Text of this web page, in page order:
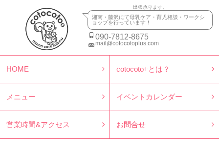
出張承ります。
湘南・藤沢にて母乳ケア・育児相談・ワークシ
ョップを行っています！
090-7812-8675
mail@cotocotoplus.com
HOME cotocoto+とは？
メニュー イベントカレンダー
営業時間&アクセス お問合せ